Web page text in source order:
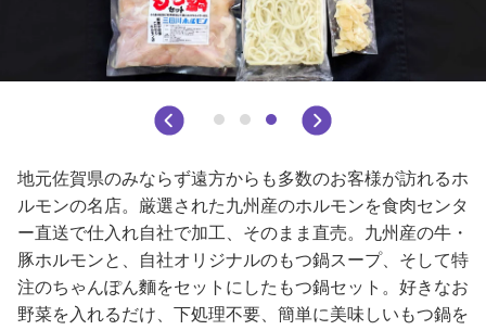
地元佐賀県のみならず遠方からも多数のお客様が訪れるホ
ルモンの名店。厳選された九州産のホルモンを食肉センタ
ー直送で仕入れ自社で加工、そのまま直売。九州産の牛・
豚ホルモンと、自社オリジナルのもつ鍋スープ、そして特
注のちゃんぽん麵をセットにしたもつ鍋セット。好きなお
野菜を入れるだけ、下処理不要、簡単に美味しいもつ鍋を